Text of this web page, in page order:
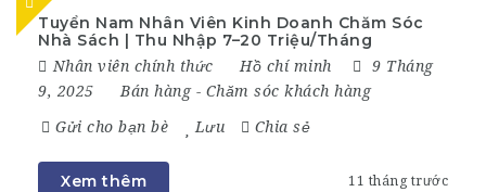
Tuyển Nam Nhân Viên Kinh Doanh Chăm Sóc
Nhà Sách | Thu Nhập 7–20 Triệu/Tháng
Nhân viên chính thức Hồ chí minh
9 Tháng
9, 2025
Bán hàng- Chăm sóc khách hàng
Gửi cho bạn bè Lưu Chia sẻ
Xem thêm 11 tháng trước